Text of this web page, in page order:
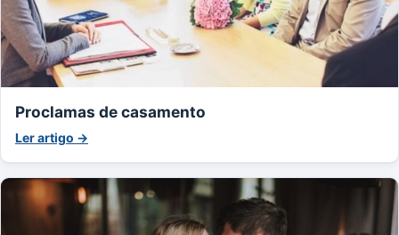
Proclamas de casamento
Ler artigo →